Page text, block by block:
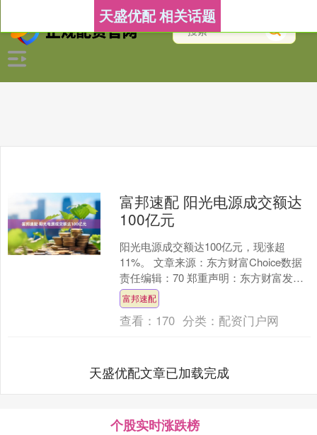
天盛优配 相关话题
富邦速配 阳光电源成交额达
100亿元
阳光电源成交额达100亿元，现涨超
11%。 文章来源：东方财富Choice数据
责任编辑：70 郑重声明：东方财富发布
此内容旨在传播更多信息，与本站立场
无关，不....
富邦速配
查看： 170 分类： 配资门户网
天盛优配文章已加载完成
个股实时涨跌榜